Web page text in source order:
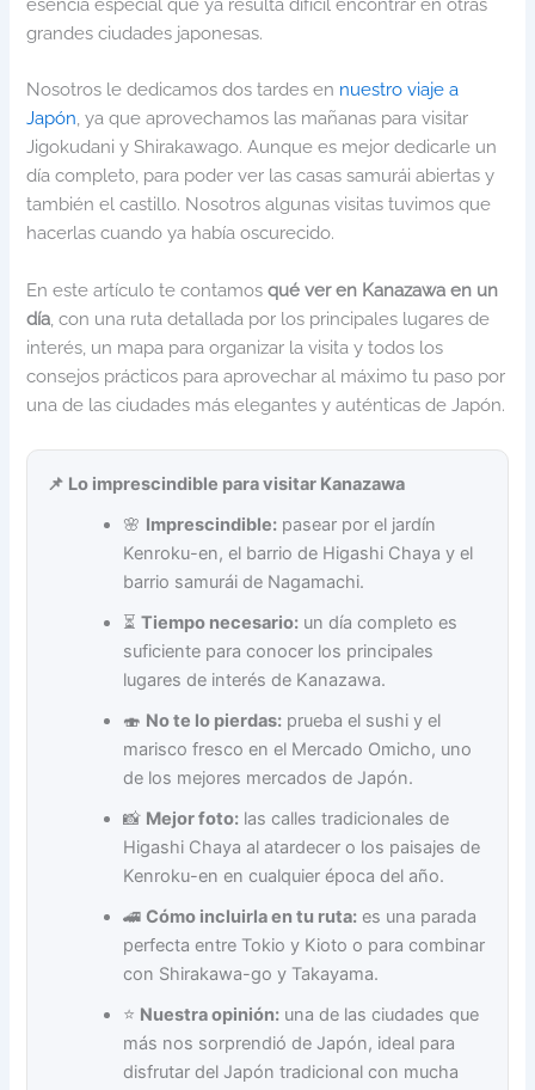
esencia especial que ya resulta difícil encontrar en otras
grandes ciudades japonesas.
Nosotros le dedicamos dos tardes en nuestro viaje a
Japón , ya que aprovechamos las mañanas para visitar
Jigokudani y Shirakawago. Aunque es mejor dedicarle un
día completo, para poder ver las casas samurái abiertas y
también el castillo. Nosotros algunas visitas tuvimos que
hacerlas cuando ya había oscurecido.
En este artículo te contamosqué ver en Kanazawa en un
día , con una ruta detallada por los principales lugares de
interés, un mapa para organizar la visita y todos los
consejos prácticos para aprovechar al máximo tu paso por
una de las ciudades más elegantes y auténticas de Japón.
📌 Lo imprescindible para visitar Kanazawa
🌸 Imprescindible: pasear por el jardín
Kenroku-en, el barrio de Higashi Chaya y el
barrio samurái de Nagamachi.
⏳Tiempo necesario: un día completo es
suficiente para conocer los principales
lugares de interés de Kanazawa.
🍣 No te lo pierdas: prueba el sushi y el
marisco fresco en el Mercado Omicho, uno
de los mejores mercados de Japón.
📸 Mejor foto: las calles tradicionales de
Higashi Chaya al atardecer o los paisajes de
Kenroku-en en cualquier época del año.
🚄Cómo incluirla en tu ruta: es una parada
perfecta entre Tokio y Kioto o para combinar
con Shirakawa-go y Takayama.
⭐ Nuestra opinión: una de las ciudades que
más nos sorprendió de Japón, ideal para
disfrutar del Japón tradicional con mucha